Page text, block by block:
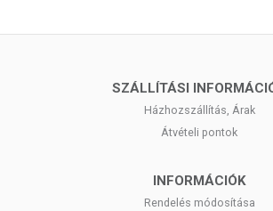
SZÁLLÍTÁSI
Házhozszállítás, Árak
Átvételi pontok
INFORMÁCIÓK
Rendelés módosítása